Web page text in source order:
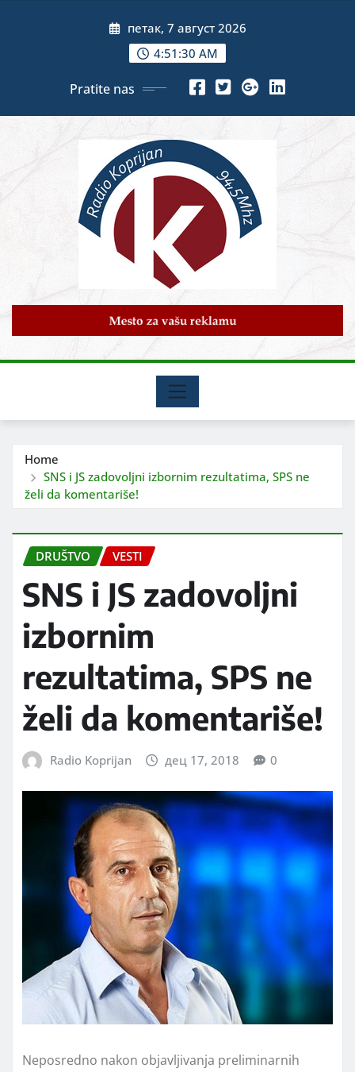
петак, 7 август 2026
4:51:32 AM
Pratite nas
Home
SNS i JS zadovoljni izbornim rezultatima, SPS ne
želi da komentariše!
DRUŠTVO VESTI
SNS i JS zadovoljni
izbornim
rezultatima, SPS ne
želi da komentariše!
Radio Koprijan дец 17, 2018 0
Neposredno nakon objavljivanja preliminarnih